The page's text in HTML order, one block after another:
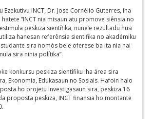
Ezekutivu INCT, Dr. José Cornélio Guterres, iha
“INCT nia misaun atu promove siênsia no
peskiza sientífika, nune’e rezultadu husi
hanesan referênsia sientifika no akadémiku
sira nomós bele oferese ba ita nia nai
sira ninia polítika”.
konkursu peskiza sientífiku iha área sira
Ekonomia, Edukasaun no Sosiais. Hafoin halo
ho projetu investigasaun sira, peskiza 16
proposta peskiza, INCT finansia ho montante